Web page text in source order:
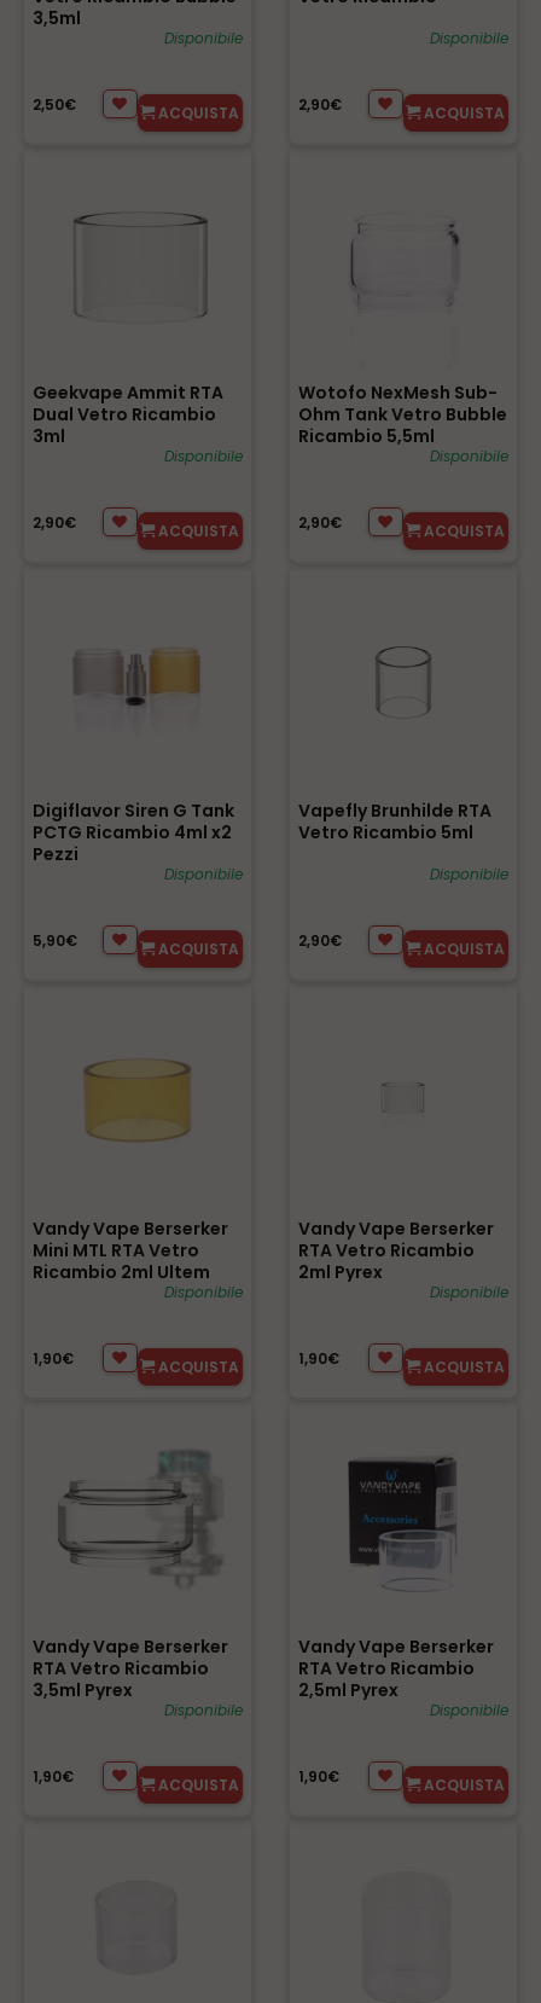
3,5ml
Disponibile
2,50€ ACQUISTA
Disponibile
2,90€ ACQUISTA
Geekvape Ammit RTA
Dual Vetro Ricambio
3ml
Disponibile
2,90€ ACQUISTA
Wotofo NexMesh Sub-
Ohm Tank Vetro Bubble
Ricambio 5,5ml
Disponibile
2,90€ ACQUISTA
Digiflavor Siren G Tank
PCTG Ricambio 4ml x2
Pezzi
Disponibile
5,90€ ACQUISTA
Vapefly Brunhilde RTA
Vetro Ricambio 5ml
Disponibile
2,90€ ACQUISTA
Vandy Vape Berserker
Mini MTL RTA Vetro
Ricambio 2ml Ultem
Disponibile
1,90€ ACQUISTA
Vandy Vape Berserker
RTA Vetro Ricambio
2ml Pyrex
Disponibile
1,90€ ACQUISTA
Vandy Vape Berserker
RTA Vetro Ricambio
3,5ml Pyrex
Disponibile
1,90€ ACQUISTA
Vandy Vape Berserker
RTA Vetro Ricambio
2,5ml Pyrex
Disponibile
1,90€ ACQUISTA